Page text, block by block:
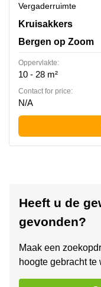
Vergaderruimte
Kruisakkers 2,
Kruisakkers
Bergen op Zoom
Oppervlakte:
10 - 28 m²
Contact for price:
N/A
Heeft u de
gevonden?
Maak een
hoogte gebracht te